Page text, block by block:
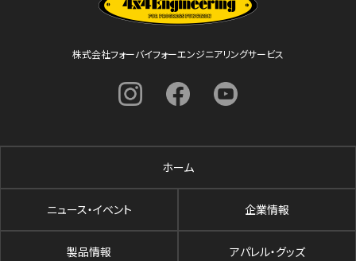
株式会社フォーバイフォーエンジニアリングサービス
ホーム
ニュース・イベント 企業情報
製品情報 アパレル・グッズ